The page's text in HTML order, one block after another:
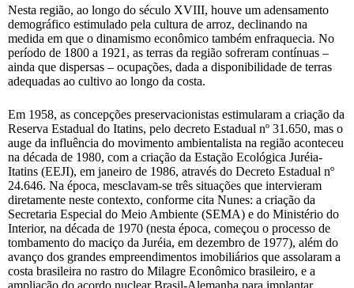
Nesta região, ao longo do século XVIII, houve um adensamento
demográfico estimulado pela cultura de arroz, declinando na
medida em que o dinamismo econômico também enfraquecia. No
período de 1800 a 1921, as terras da região sofreram contínuas –
ainda que dispersas – ocupações, dada a disponibilidade de terras
adequadas ao cultivo ao longo da costa.
Em 1958, as concepções preservacionistas estimularam a criação da
Reserva Estadual do Itatins, pelo decreto Estadual nº 31.650, mas o
auge da influência do movimento ambientalista na região aconteceu
na década de 1980, com a criação da Estação Ecológica Juréia-
Itatins (EEJI), em janeiro de 1986, através do Decreto Estadual nº
24.646. Na época, mesclavam-se três situações que intervieram
diretamente neste contexto, conforme cita Nunes: a criação da
Secretaria Especial do Meio Ambiente (SEMA) e do Ministério do
Interior, na década de 1970 (nesta época, começou o processo de
tombamento do maciço da Juréia, em dezembro de 1977), além do
avanço dos grandes empreendimentos imobiliários que assolaram a
costa brasileira no rastro do Milagre Econômico brasileiro, e a
ampliação do acordo nuclear Brasil-Alemanha para implantar